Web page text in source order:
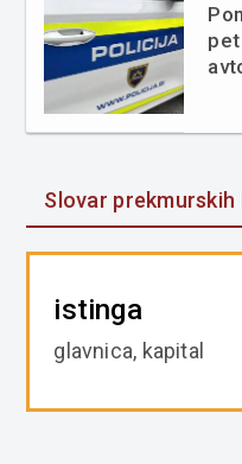
Slovar prekmurskih
istinga
glavnica, kapital